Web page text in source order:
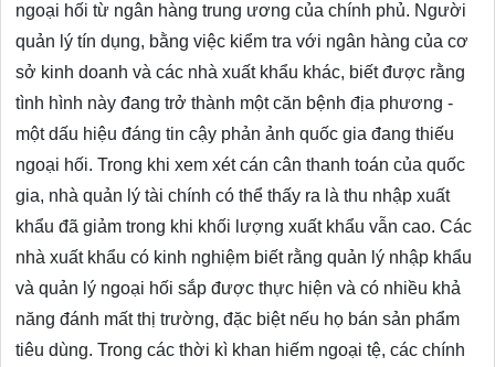
ngoại hối từ ngân hàng trung ương của chính phủ. Người
quản lý tín dụng, bằng việc kiểm tra với ngân hàng của cơ
sở kinh doanh và các nhà xuất khẩu khác, biết được rằng
tình hình này đang trở thành một căn bệnh địa phương -
một dấu hiệu đáng tin cậy phản ảnh quốc gia đang thiếu
ngoại hối. Trong khi xem xét cán cân thanh toán của quốc
gia, nhà quản lý tài chính có thể thấy ra là thu nhập xuất
khẩu đã giảm trong khi khối lượng xuất khẩu vẫn cao. Các
nhà xuất khẩu có kinh nghiệm biết rằng quản lý nhập khẩu
và quản lý ngoại hối sắp được thực hiện và có nhiều khả
năng đánh mất thị trường, đặc biệt nếu họ bán sản phẩm
tiêu dùng. Trong các thời kì khan hiếm ngoại tệ, các chính